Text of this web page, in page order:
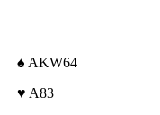
♠ AKW64
♥ A83